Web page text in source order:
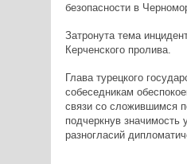
безопасности в
Затронута тема
Керченского пролива.
Глава турецкого
собеседникам
связи со сложившимся
подчеркнув значимость
разногласий